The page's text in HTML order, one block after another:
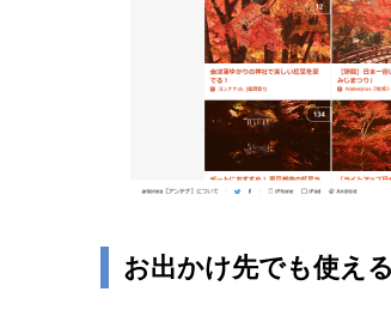
お出かけ先でも使え